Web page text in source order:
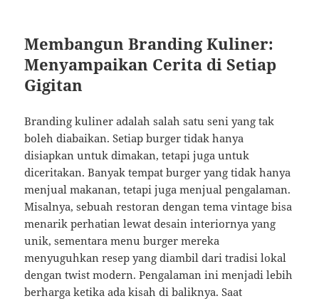
Membangun Branding Kuliner:
Menyampaikan Cerita di Setiap
Gigitan
Branding kuliner adalah salah satu seni yang tak
boleh diabaikan. Setiap burger tidak hanya
disiapkan untuk dimakan, tetapi juga untuk
diceritakan. Banyak tempat burger yang tidak hanya
menjual makanan, tetapi juga menjual pengalaman.
Misalnya, sebuah restoran dengan tema vintage bisa
menarik perhatian lewat desain interiornya yang
unik, sementara menu burger mereka
menyuguhkan resep yang diambil dari tradisi lokal
dengan twist modern. Pengalaman ini menjadi lebih
berharga ketika ada kisah di baliknya. Saat